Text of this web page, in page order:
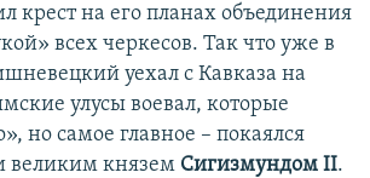
крест на его планах объединения
всех черкесов. Так что уже в
уехал с Кавказа на
улусы воевал, которые
но самое главное – покаялся
великим князем Сигизмундом II.